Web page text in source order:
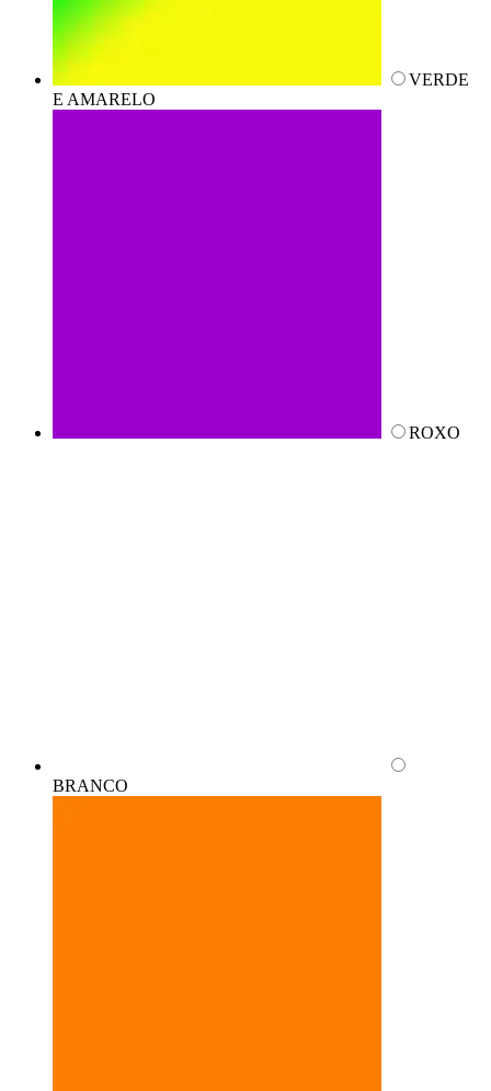
VERDE
E AMARELO
ROXO
BRANCO